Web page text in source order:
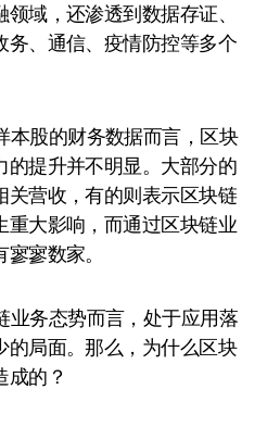
域，还渗透到数据存证、
务、通信、疫情防控等多个
本股的财务数据而言，区块
的提升并不明显。大部分的
关营收，有的则表示区块链
重大影响，而通过区块链业
寥数家。
业务态势而言，处于应用落
的局面。那么，为什么区块
成的？